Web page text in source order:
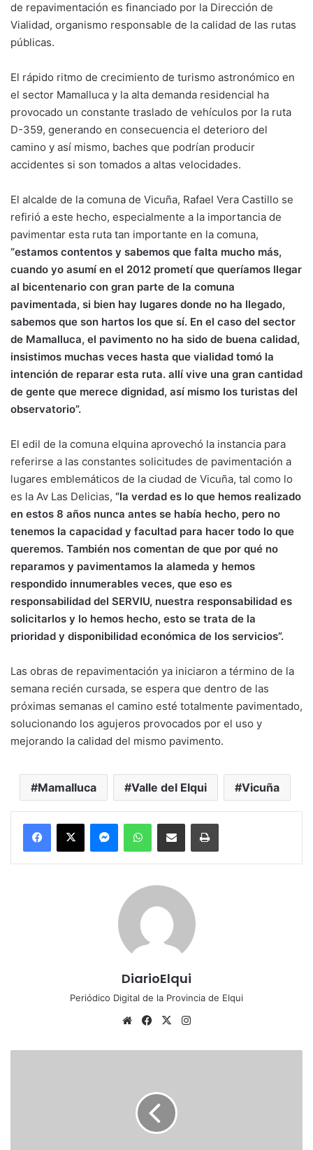
de repavimentación es financiado por la Dirección de
Vialidad, organismo responsable de la calidad de las rutas
públicas.
El rápido ritmo de crecimiento de turismo astronómico en
el sector Mamalluca y la alta demanda residencial ha
provocado un constante traslado de vehículos por la ruta
D-359, generando en consecuencia el deterioro del
camino y así mismo, baches que podrían producir
accidentes si son tomados a altas velocidades.
El alcalde de la comuna de Vicuña, Rafael Vera Castillo se
refirió a este hecho, especialmente a la importancia de
pavimentar esta ruta tan importante en la comuna,
“estamos contentos y sabemos que falta mucho más,
cuando yo asumí en el 2012 prometí que queríamos llegar
al bicentenario con gran parte de la comuna
pavimentada, si bien hay lugares donde no ha llegado,
sabemos que son hartos los que sí. En el caso del sector
de Mamalluca, el pavimento no ha sido de buena calidad,
insistimos muchas veces hasta que vialidad tomó la
intención de reparar esta ruta. allí vive una gran cantidad
de gente que merece dignidad, así mismo los turistas del
observatorio”.
El edil de la comuna elquina aprovechó la instancia para
referirse a las constantes solicitudes de pavimentación a
lugares emblemáticos de la ciudad de Vicuña, tal como lo
es la Av Las Delicias, “la verdad es lo que hemos realizado
en estos 8 años nunca antes se había hecho, pero no
tenemos la capacidad y facultad para hacer todo lo que
queremos. También nos comentan de que por qué no
reparamos y pavimentamos la alameda y hemos
respondido innumerables veces, que eso es
responsabilidad del SERVIU, nuestra responsabilidad es
solicitarlos y lo hemos hecho, esto se trata de la
prioridad y disponibilidad económica de los servicios”.
Las obras de repavimentación ya iniciaron a término de la
semana recién cursada, se espera que dentro de las
próximas semanas el camino esté totalmente pavimentado,
solucionando los agujeros provocados por el uso y
mejorando la calidad del mismo pavimento.
Mamalluca Valle del Elqui Vicuña
MessengerWhatsAppCompartir por correo electrónicoImprimir
DiarioElqui
Periódico Digital de la Provincia de Elqui
Sitio
Facebook
X